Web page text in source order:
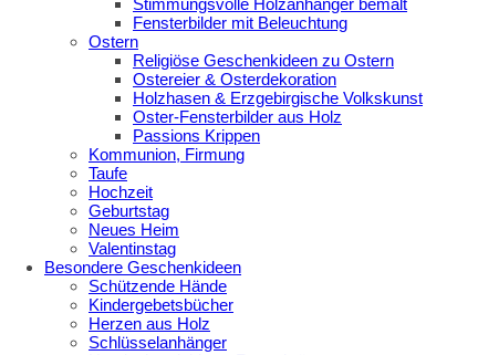
Stimmungsvolle Holzanhänger bemalt
Fensterbilder mit Beleuchtung
Ostern
Religiöse Geschenkideen zu Ostern
Ostereier & Osterdekoration
Holzhasen & Erzgebirgische Volkskunst
Oster-Fensterbilder aus Holz
Passions Krippen
Kommunion, Firmung
Taufe
Hochzeit
Geburtstag
Neues Heim
Valentinstag
Besondere Geschenkideen
Schützende Hände
Kindergebetsbücher
Herzen aus Holz
Schlüsselanhänger